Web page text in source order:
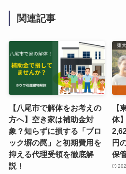
関連記事
【八尾市で解体をお考えの
方へ】空き家は補助金対
象？知らずに損する「ブロ
ック塀の罠」と初期費用を
抑える代理受領を徹底解
説！
【
体
円
保